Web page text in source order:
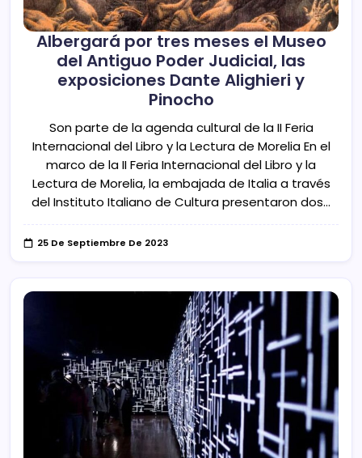
Albergará por tres meses el Museo
del Antiguo Poder Judicial, las
exposiciones Dante Alighieri y
Pinocho
Son parte de la agenda cultural de la II Feria
Internacional del Libro y la Lectura de Morelia En el
marco de la II Feria Internacional del Libro y la
Lectura de Morelia, la embajada de Italia a través
del Instituto Italiano de Cultura presentaron dos…
25 De Septiembre De 2023